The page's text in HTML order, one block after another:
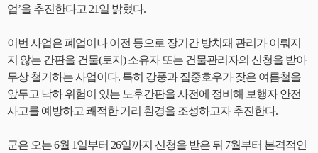
업’을 추진한다고 21일 밝혔다.
이번 사업은 폐업이나 이전 등으로 장기간 방치돼 관리가 이뤄지
지 않는 간판을 건물(토지) 소유자 또는 건물관리자의 신청을 받아
무상 철거하는 사업이다. 특히 강풍과 집중호우가 잦은 여름철을
앞두고 낙하 위험이 있는 노후간판을 사전에 정비해 보행자 안전
사고를 예방하고 쾌적한 거리 환경을 조성하고자 추진한다.
군은 오는 6월 1일부터 26일까지 신청을 받은 뒤 7월부터 본격적인